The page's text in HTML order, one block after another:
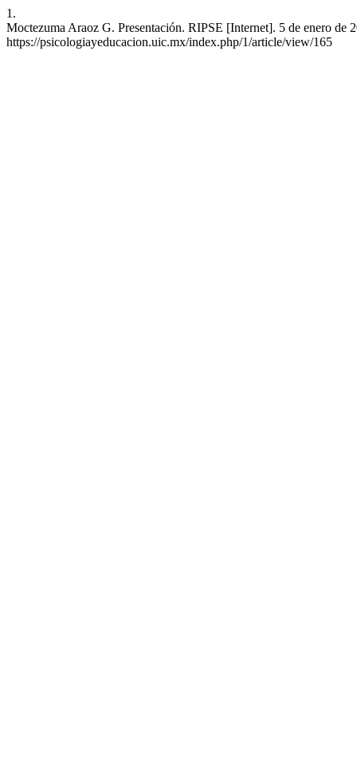
1.
Moctezuma Araoz G. Presentación. RIPSE [Internet]. 5 de enero
https://psicologiayeducacion.uic.mx/index.php/1/article/view/165